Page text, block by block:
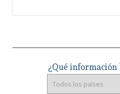
¿Qué información